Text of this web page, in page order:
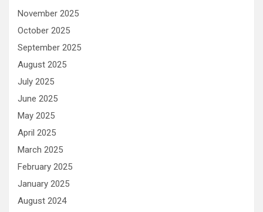
November 2025
October 2025
September 2025
August 2025
July 2025
June 2025
May 2025
April 2025
March 2025
February 2025
January 2025
August 2024